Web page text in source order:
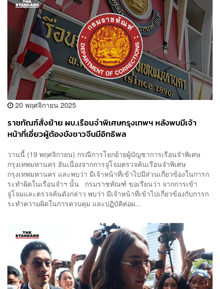
20 พฤศจิกายน 2025
ราชทัณฑ์สั่งย้าย ผบ.เรือนจำพิเศษกรุงเทพฯ หลังพบมีเจ้า
หน้าที่เอี่ยวผู้ต้องขังชาวจีนมีอิทธิพล
วานนี้ (19 พฤศจิกายน) กรณีการโยกย้ายผู้บัญชาการเรือนจำพิเศษ
กรุงเทพมหานคร อันเนื่องจากการจู่โจมตรวจค้นเรือนจำพิเศษ
กรุงเทพมหานคร และพบว่า มีเจ้าหน้าที่เข้าไปมีส่วนเกี่ยวข้องในการก
ระทำผิดในเรือนจำฯ นั้น กรมราชทัณฑ์ ขอเรียนว่า จากการเข้า
จู่โจมและตรวจค้นดังกล่าว พบว่า มีเจ้าหน้าที่เข้าไปเกี่ยวข้องกับการก
ระทำความผิดในการควบคุม และปฏิบัติต่อผ...